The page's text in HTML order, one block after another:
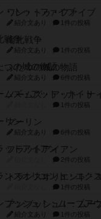
ト（Gém Klub Kft.）
ワン・トゥ・ファイブ
紹介文あり 1件の投稿
南北戦争
紹介文あり 1件の投稿
ふたつの城の物語
紹介文あり 6件の投稿
ノームズ・アット・ナ
1件の投稿
マーリン
紹介文あり 6件の投稿
フラットアイアン
2件の投稿
1件の投稿
紹介文あり 1件の投稿